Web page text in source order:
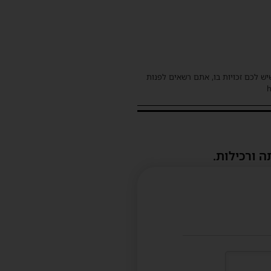
לכם זכויות בו, אתם רשאים לפנות
ורכילות.